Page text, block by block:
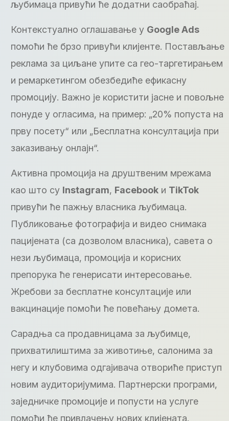
љубимаца привући ће додатни саобраћај.
Контекстуално оглашавање у Google Ads
помоћи ће брзо привући клијенте. Постављање
реклама за циљане упите са гео-таргетирањем
и ремаркетингом обезбедиће ефикасну
промоцију. Важно је користити јасне и повољне
понуде у огласима, на пример: „20% попуста на
прву посету“ или „Бесплатна консултација при
заказивању онлајн“.
Активна промоција на друштвеним мрежама
као што су Instagram, Facebook и TikTok
привући ће пажњу власника љубимаца.
Публиковање фотографија и видео снимака
пацијената (са дозволом власника), савета о
нези љубимаца, промоција и корисних
препорука ће генерисати интересовање.
Жребови за бесплатне консултације или
вакцинације помоћи ће повећању домета.
Сарадња са продавницама за љубимце,
прихватилиштима за животиње, салонима за
негу и клубовима одгајивача отвориће приступ
новим аудиторијумима. Партнерски програми,
заједничке промоције и попусти на услуге
помоћи ће привлачењу нових клијената.